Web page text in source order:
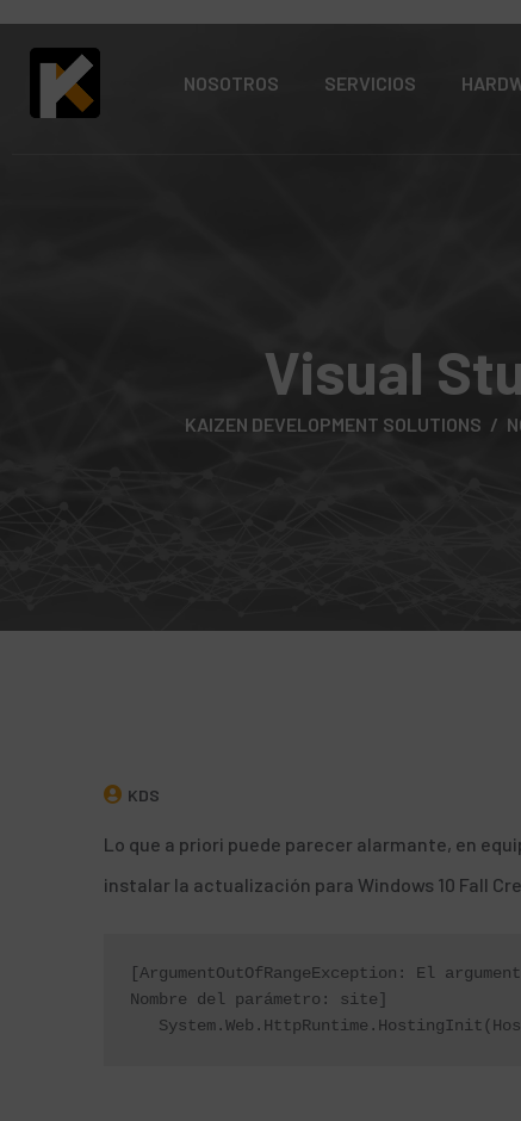
NOSOTROS SERVICIOS
Visual
KAIZEN DEVELOPMENT SOLUTIONS
KDS
Lo que a priori puede parecer alarmante, en
instalar la actualización para Windows 10 Fall
[ArgumentOutOfRangeException: El
Nombre del parámetro: site]